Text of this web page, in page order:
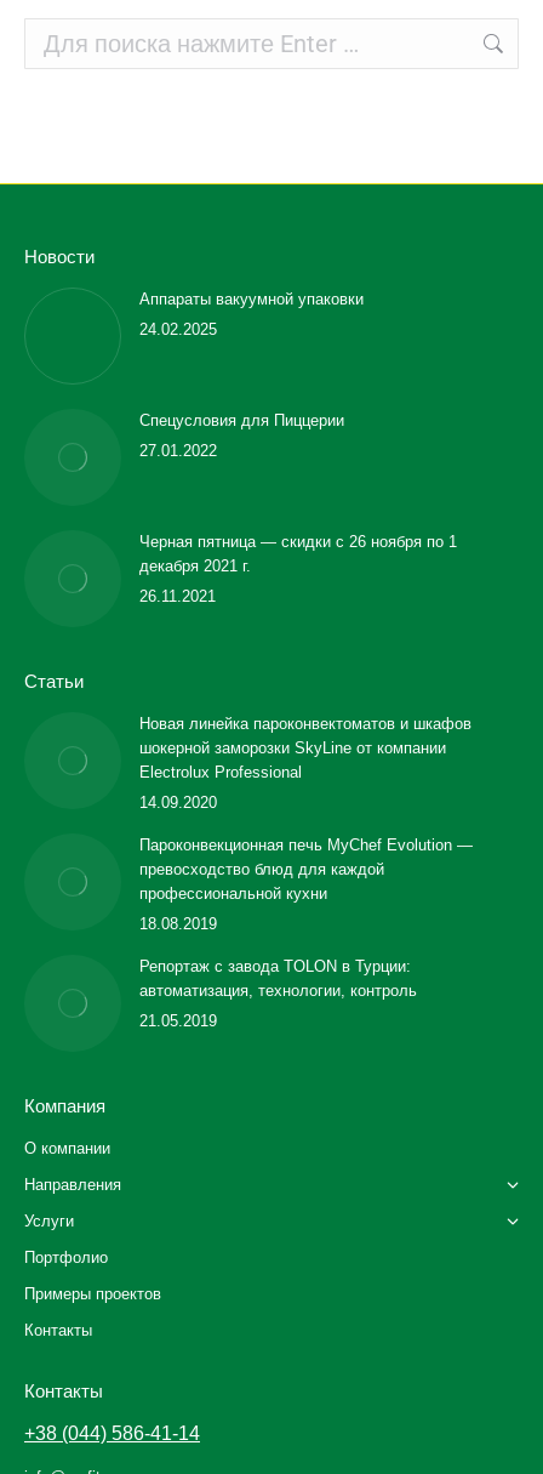
Новости
Аппараты вакуумной упаковки
24.02.2025
Спецусловия для Пиццерии
27.01.2022
Черная пятница — скидки с 26 ноября по 1
декабря 2021 г.
26.11.2021
Статьи
Новая линейка пароконвектоматов и шкафов
шокерной заморозки SkyLine от компании
Electrolux Professional
14.09.2020
Пароконвекционная печь MyChef Evolution —
превосходство блюд для каждой
профессиональной кухни
18.08.2019
Репортаж с завода TOLON в Турции:
автоматизация, технологии, контроль
21.05.2019
Компания
О компании
Направления
Услуги
Портфолио
Примеры проектов
Контакты
Контакты
+38 (044) 586-41-14